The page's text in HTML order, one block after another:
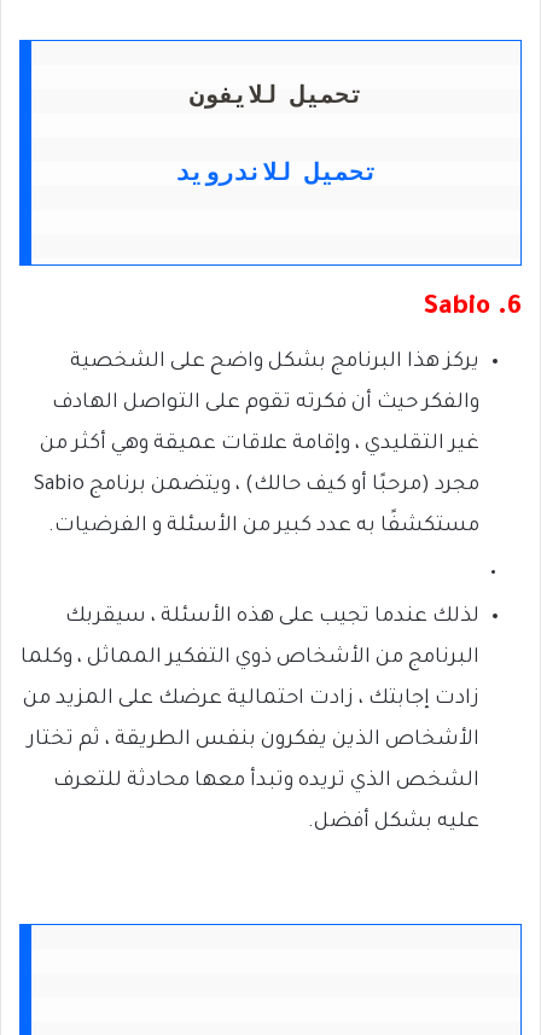
تحميل للايفون
تحميل للاندرويد
6. Sabio
يركز هذا البرنامج بشكل واضح على الشخصية
والفكر حيث أن فكرته تقوم على التواصل الهادف
غير التقليدي ، وإقامة علاقات عميقة وهي أكثر من
مجرد (مرحبًا أو كيف حالك) ، ويتضمن برنامج Sabio
مستكشفًا به عدد كبير من الأسئلة و الفرضيات.
لذلك عندما تجيب على هذه الأسئلة ، سيقربك
البرنامج من الأشخاص ذوي التفكير المماثل ، وكلما
زادت إجابتك ، زادت احتمالية عرضك على المزيد من
الأشخاص الذين يفكرون بنفس الطريقة ، ثم تختار
الشخص الذي تريده وتبدأ معها محادثة للتعرف
عليه بشكل أفضل.